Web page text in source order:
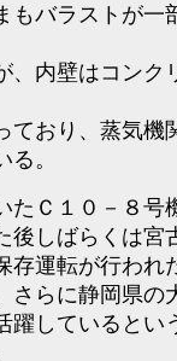
もバラストが一
、内壁はコンク
ており、蒸気機
。
たＣ１０－８号
後しばらくは宮
存運転が行われ
さらに静岡県の
躍しているとい